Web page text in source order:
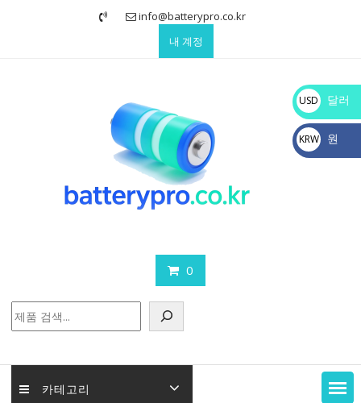
info@batterypro.co.kr
내 계정
0
색
카테고리
USD
$
달러
KRW
₩
원